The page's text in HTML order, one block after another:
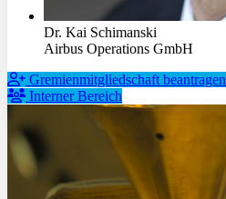
Dr. Kai Schimanski
Airbus Operations GmbH
Gremienmitgliedschaft beantragen
Interner Bereich